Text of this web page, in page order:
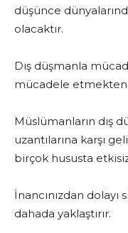
düşünce
olacaktır.
Dış düşmanla
mücadele etmekten
Müslümanların dış
uzantılarına karşı
birçok hususta
İnancınızdan dolayı
dahada yaklaştırır.